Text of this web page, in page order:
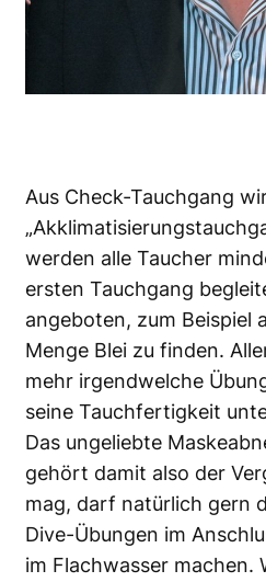
Aus Check-Tauchgang
werden alle Taucher
ersten Tauchgang
angeboten, zum Beispiel
Menge Blei zu finden.
mehr irgendwelche
seine Tauchfertigkeit
Das ungeliebte
gehört damit also der
mag, darf natürlich gern
Dive-Übungen im
im Flachwasser machen.